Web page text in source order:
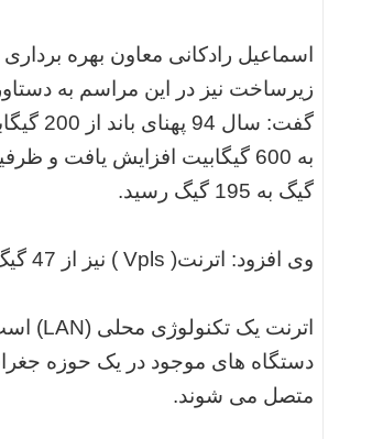
اسماعیل رادکانی معاون بهره
زیرساخت نیز در این مراسم به
گفت:
گیگ به 195 گیگ رسید.
وی افزود: اترنت( Vpls ) نیز از 47 گیگ با رشدی پنج برابری به 275 گیگ رسید.
دستگاه های موجود در یک حوزه
متصل می شوند.